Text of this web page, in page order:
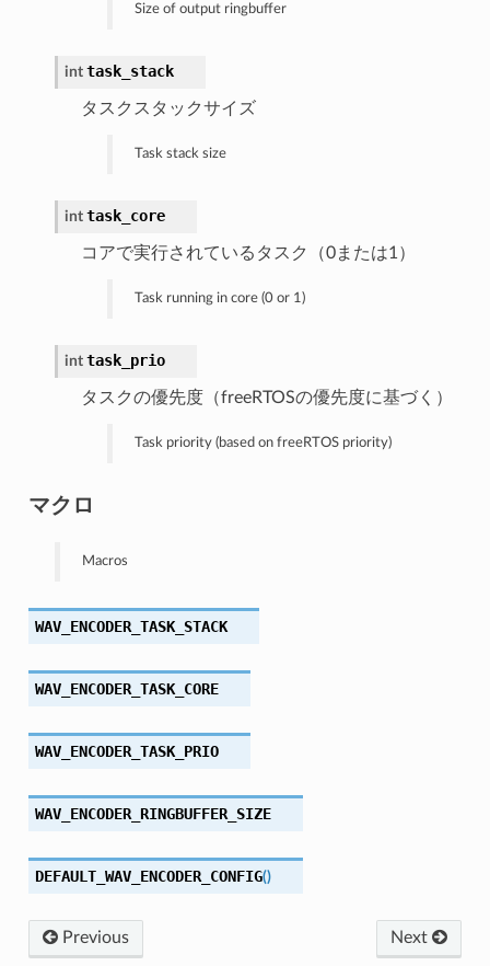
Size of output ringbuffer
int task_stack
タスクスタックサイズ
Task stack size
int task_core
コアで実行されているタスク（0または1）
Task running in core (0 or 1)
int task_prio
タスクの優先度（freeRTOSの優先度に基づく）
Task priority (based on freeRTOS priority)
マクロ
Macros
WAV_ENCODER_TASK_STACK
WAV_ENCODER_TASK_CORE
WAV_ENCODER_TASK_PRIO
WAV_ENCODER_RINGBUFFER_SIZE
DEFAULT_WAV_ENCODER_CONFIG()
Next
Previous